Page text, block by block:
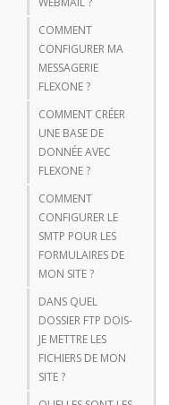
COMMENT
CONFIGURER MA
MESSAGERIE
FLEXONE ?
COMMENT CRÉER
UNE BASE DE
DONNÉE AVEC
FLEXONE ?
COMMENT
CONFIGURER LE
SMTP POUR LES
FORMULAIRES DE
MON SITE ?
DANS QUEL
DOSSIER FTP DOIS-
JE METTRE LES
FICHIERS DE MON
SITE ?